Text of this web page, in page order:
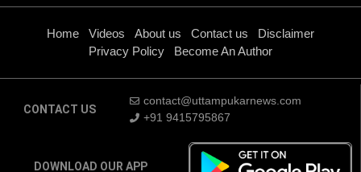
Home Videos About us Contact us
Disclaimer
Privacy Policy
Become An Author
CONTACT US
contact@uttampukarnews.com
+91 9415795867
DOWNLOAD OUR APP